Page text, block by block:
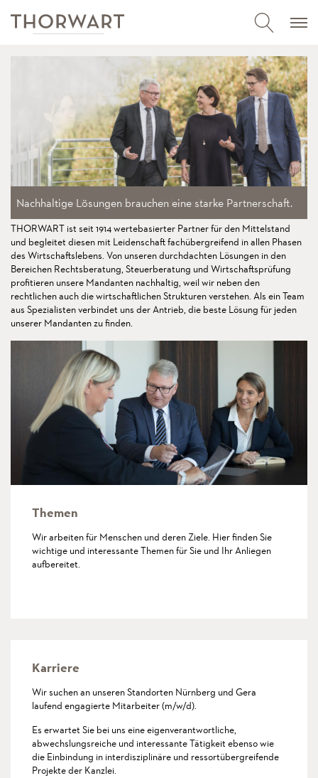
Nachhaltige Lösungen brauchen einestarke Partnerschaft.
Wir arbeitenfür Menschenund deren Ziele.
Die beste Lösungist unser Anspruch.
Wir sprechenIhre Sprache.
Wir unterstützenSie ganzheitlich.
Lebendige Tradition bedeutet,
unsere Werte in die Zukunft
zu transportieren.
THORWART ist seit 1914 wertebasierter Partner für den Mittelstand
und begleitet diesen mit Leidenschaft fachübergreifend in allen Phasen
des Wirtschaftslebens. Von unseren durchdachten Lösungen in den
Bereichen Rechtsberatung, Steuerberatung und Wirtschaftsprüfung
profitieren unsere Mandanten nachhaltig, weil wir neben den
rechtlichen auch die wirtschaftlichen Strukturen verstehen. Als ein Team
aus Spezialisten verbindet uns der Antrieb, die beste Lösung für jeden
unserer Mandanten zu finden.
Themen
Wir arbeiten für Menschen und deren Ziele. Hier finden Sie
wichtige und interessante Themen für Sie und Ihr Anliegen
aufbereitet.
Karriere
Wir suchen an unseren Standorten Nürnberg und Gera
laufend engagierte Mitarbeiter (m/w/d).
Es erwartet Sie bei uns eine eigenverantwortliche,
abwechslungsreiche und interessante Tätigkeit ebenso wie
die Einbindung in interdisziplinäre und ressortübergreifende
Projekte der Kanzlei.